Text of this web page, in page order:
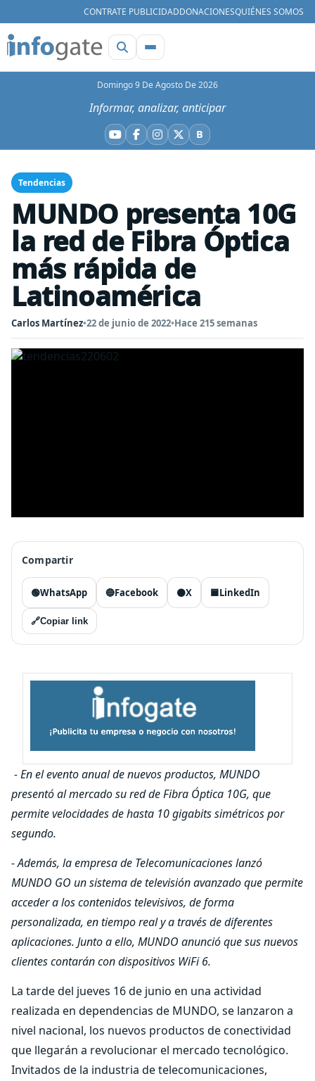
CONTRATE PUBLICIDADDONACIONESQUIÉNES SOMOS
Domingo 9 De Agosto De 2026
Informar, analizar, anticipar
YouTube
Facebook
Instagram
X BBluesky
Tendencias
MUNDO presenta 10G
la red de Fibra Óptica
más rápida de
Latinoamérica
Carlos Martínez•22 de junio de 2022•Hace 215 semanas
Compartir
🟢WhatsApp 🔵Facebook ⚫X 🟦LinkedIn
🔗Copiar link
- En el evento anual de nuevos productos, MUNDO
presentó al mercado su red de Fibra Óptica 10G, que
permite velocidades de hasta 10 gigabits simétricos por
segundo.
- Además, la empresa de Telecomunicaciones lanzó
MUNDO GO un sistema de televisión avanzado que permite
acceder a los contenidos televisivos, de forma
personalizada, en tiempo real y a través de diferentes
aplicaciones. Junto a ello, MUNDO anunció que sus nuevos
clientes contarán con dispositivos WiFi 6.
La tarde del jueves 16 de junio en una actividad
realizada en dependencias de MUNDO, se lanzaron a
nivel nacional, los nuevos productos de conectividad
que llegarán a revolucionar el mercado tecnológico.
Invitados de la industria de telecomunicaciones,